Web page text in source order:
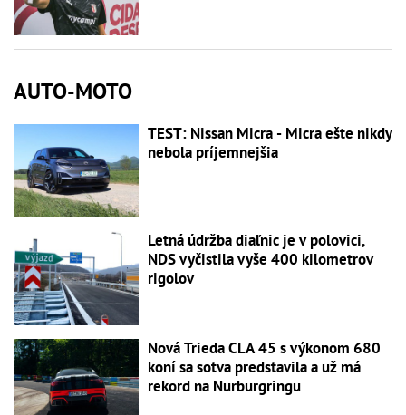
AUTO-MOTO
TEST: Nissan Micra - Micra ešte nikdy
nebola príjemnejšia
Letná údržba diaľnic je v polovici,
NDS vyčistila vyše 400 kilometrov
rigolov
Nová Trieda CLA 45 s výkonom 680
koní sa sotva predstavila a už má
rekord na Nurburgringu